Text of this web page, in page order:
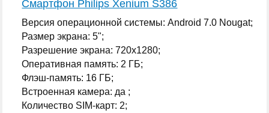
Смартфон Philips Xenium S386
Версия операционной системы: Android 7.0 Nougat;
Размер экрана: 5";
Разрешение экрана: 720x1280;
Оперативная память: 2 ГБ;
Флэш-память: 16 ГБ;
Встроенная камера: да ;
Количество SIM-карт: 2;